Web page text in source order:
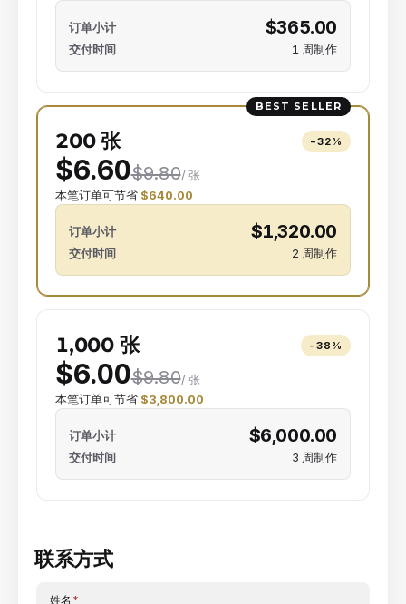
订单小计 $365.00
交付时间 1 周制作
BEST SELLER
200 张 −32%
$6.60$9.80/ 张
本笔订单可节省 $640.00
订单小计 $1,320.00
交付时间 2 周制作
1,000 张 −38 %
$6.00$9.80/ 张
本笔订单可节省 $3,800.00
订单小计 $6,000.00
交付时间 3 周制作
联系方式
姓名 *